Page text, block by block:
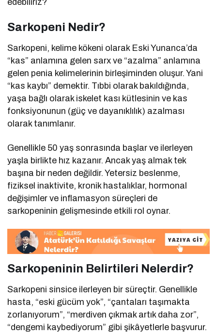
edebiliriz?
Sarkopeni Nedir?
Sarkopeni, kelime kökeni olarak Eski Yunanca’da
“kas” anlamına gelen sarx ve “azalma” anlamına
gelen penia kelimelerinin birleşiminden oluşur. Yani
“kas kaybı” demektir. Tıbbi olarak bakıldığında,
yaşa bağlı olarak iskelet kası kütlesinin ve kas
fonksiyonunun (güç ve dayanıklılık) azalması
olarak tanımlanır.
Genellikle 50 yaş sonrasında başlar ve ilerleyen
yaşla birlikte hız kazanır. Ancak yaş almak tek
başına bir neden değildir. Yetersiz beslenme,
fiziksel inaktivite, kronik hastalıklar, hormonal
değişimler ve inflamasyon süreçleri de
sarkopeninin gelişmesinde etkili rol oynar.
Sarkopeninin Belirtileri Nelerdir?
Sarkopeni sinsice ilerleyen bir süreçtir. Genellikle
hasta, “eski gücüm yok”, “çantaları taşımakta
zorlanıyorum”, “merdiven çıkmak artık daha zor”,
“dengemi kaybediyorum” gibi şikâyetlerle başvurur.